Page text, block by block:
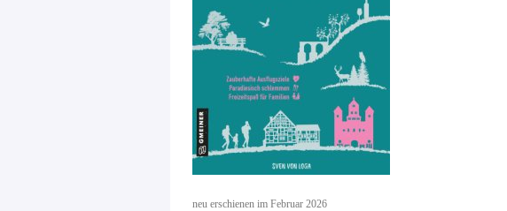
neu erschienen im Februar 2026